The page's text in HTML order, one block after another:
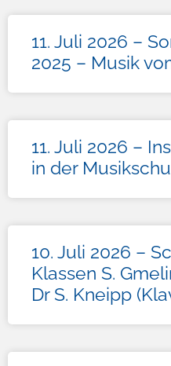
11. Juli 2026 –
2025 – Musik
11. Juli 2026 –
in der
10. Juli 2026 –
Klassen S.
Dr S. Kneipp